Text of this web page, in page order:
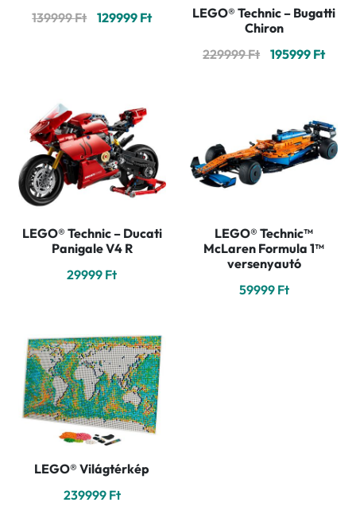
139999Ft Original
129999 FtCurrentLEGO® Technic – Bugatti
Chiron
229999Ft
Original
229999 Ft.
195999 Ft
LEGO® Technic – Ducati
Panigale V4 R
29999 Ft
LEGO® Technic™
McLaren Formula 1™
versenyautó
59999 Ft
LEGO® Világtérkép
239999 Ft